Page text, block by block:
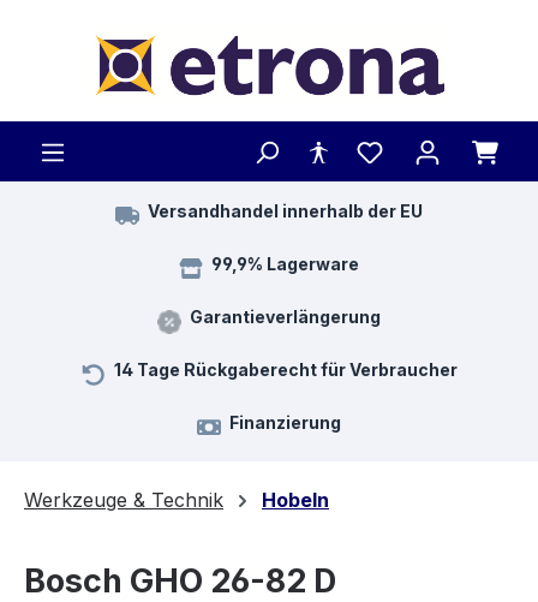
Versandhandel innerhalb der EU
99,9% Lagerware
Garantieverlängerung
14 Tage Rückgaberecht für Verbraucher
Finanzierung
Werkzeuge & Technik Hobeln
Bosch GHO 26-82 D